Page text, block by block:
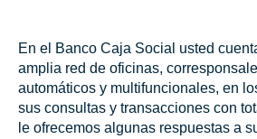
En el Banco Caja Social usted
amplia red de oficinas,
automáticos y multifuncionales, en
sus consultas y transacciones con
le ofrecemos algunas respuestas a